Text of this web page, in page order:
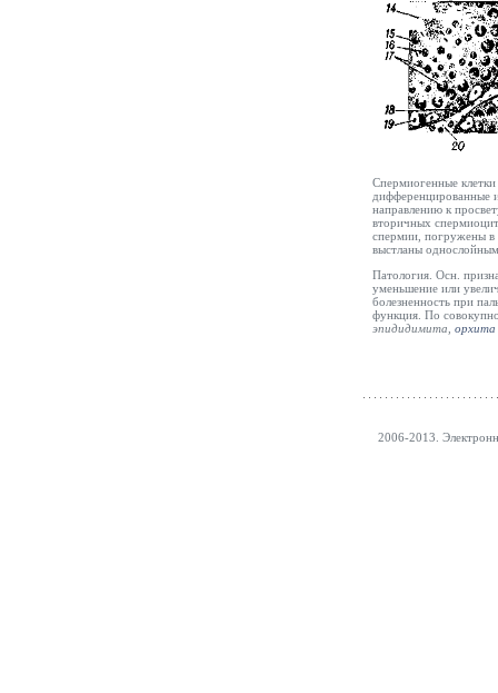
Спермиогенные
дифференцированные
направлению к
вторичных
спермии, погружены в
выстланы
Патология. Осн.
уменьшение или
болезненность при
функция. По
эпидидимита орхита
2006-2013.